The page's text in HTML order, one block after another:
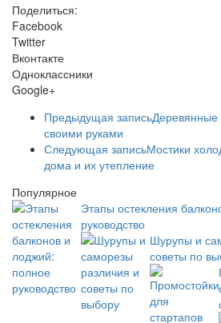
Поделиться:
Facebook
Twitter
Вконтакте
Одноклассники
Google+
Предыдущая записьДеревянные
своими руками
Следующая записьМостики
дома и их утепление
Популярное
Этапы остекления
руководство
Шурупы и
советы по